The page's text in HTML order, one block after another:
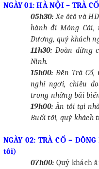
GHI CHÚ:
Thủ tục xuất cảnh
giấy CMT, 2 ảnh 4x6 nền
khai sinh công chứng, 1
em của công an địa
NGÀY 01: HÀ NỘI – TRÀ
05h30: Xe ôtô và
hành đi Móng
Dương, quý khách
11h30: Đoàn dừng
Ninh.
15h00: Đến Trà Cổ,
nghỉ ngơi, chiều
trong những bãi
19h00: Ăn tối tại
Buổi tối, quý khách t
NGÀY 02: TRÀ CỔ– ĐÔNG
tối)
07h00: Quý khách